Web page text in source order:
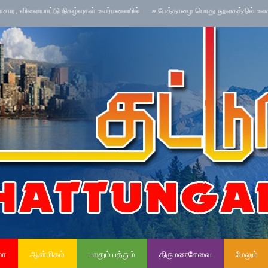
நிகழ்வுகள் உவர்மலையில் »பேத்தாழை பொது நூலகத்தில் உலக புத்தக
ஆன்மிகம் பலதும் பத்தும் திருமணசேவை மேலும்